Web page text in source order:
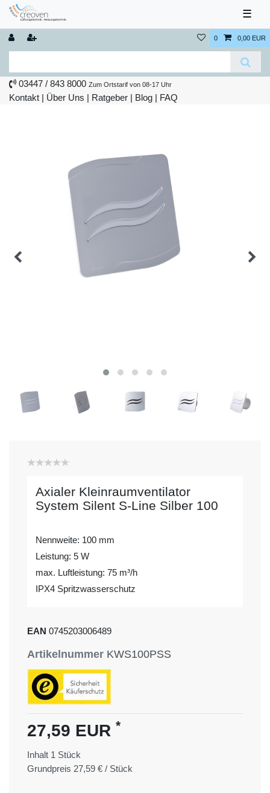
☰
0 0,00 EUR
03447 / 843 8000 Zum Ortstarif von 08-17 Uhr
Kontakt | Über Uns | Ratgeber | Blog | FAQ
Axialer Kleinraumventilator
System Silent S-Line Silber 100
Nennweite: 100 mm
Leistung: 5 W
max. Luftleistung: 75 m³/h
IPX4 Spritzwasserschutz
EAN 0745203006489
Artikelnummer KWS100PSS
27,59 EUR *
Inhalt 1 Stück
Grundpreis 27,59 € / Stück